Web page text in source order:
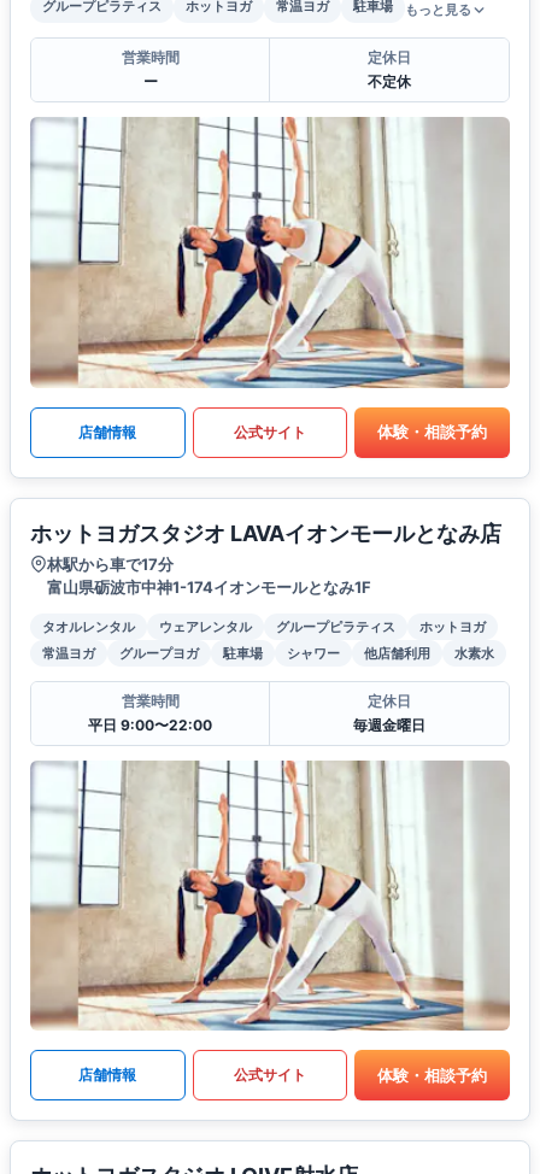
グループピラティス
ホットヨガ 常温ヨガ 駐車場 もっと見る
営業時間
ー
定休日
不定休
店舗情報 公式サイト 体験・相談予約
ホットヨガスタジオ LAVAイオンモールとなみ店
林駅から車で17分
富山県砺波市中神1-174イオンモールとなみ1F
タオルレンタル ウェアレンタル グループピラティス
ホットヨガ
常温ヨガ
グループヨガ 駐車場 シャワー 他店舗利用 水素水
営業時間
平日 9:00〜22:00
定休日
毎週金曜日
店舗情報 公式サイト 体験・相談予約